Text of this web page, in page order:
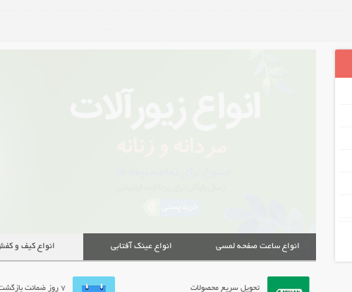
انواع ساعت صفحه لمسی انواع عینک آفتابی انواع کیف و
تحویل سریع محصولات
7 روز ضمانت بازگشت